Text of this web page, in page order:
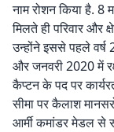
नाम रोशन किया है. 8
मिलते ही परिवार और
उन्होंने इससे पहले वर्ष
और जनवरी 2020 में
कैप्टन के पद पर
सीमा पर कैलाश
आर्मी कमांडर मेडल से